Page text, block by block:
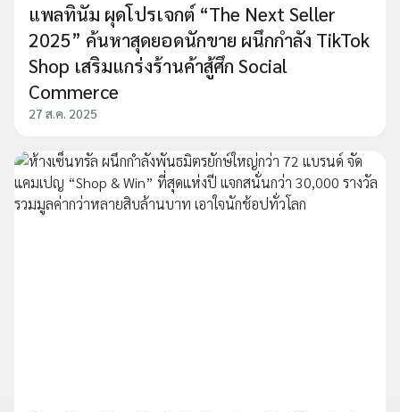
แพลทินัม ผุดโปรเจกต์ “The Next Seller
2025” ค้นหาสุดยอดนักขาย ผนึกกำลัง TikTok
Shop เสริมแกร่งร้านค้าสู้ศึก Social
Commerce
27 ส.ค. 2025